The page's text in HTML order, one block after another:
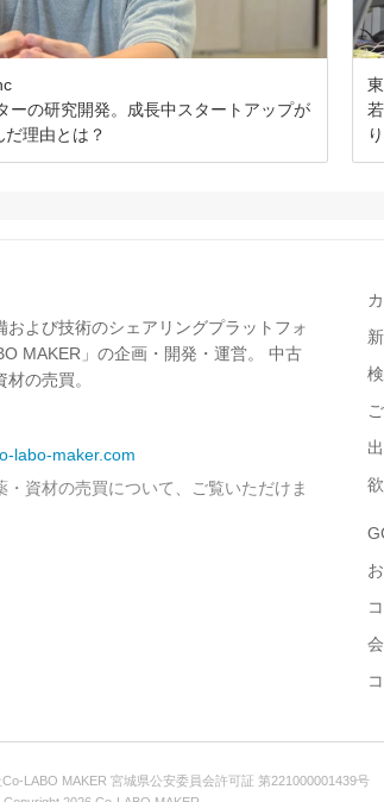
ーの研究開発。成長中スタートアップが
理由とは？
および技術のシェアリングプラットフォ
MAKER」の企画・開発・運営。 中古
の売買。
labo-maker.com
・資材の売買について、ご覧いただけま
Co-LABO MAKER 宮城県公安委員会許可証 第221000001439号